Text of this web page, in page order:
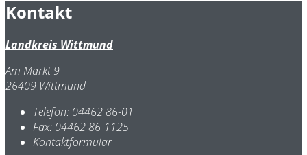
Kontakt
Landkreis Wittmund
Am Markt 9
26409 Wittmund
Telefon: 04462 86-01
Fax: 04462 86-1125
Kontaktformular